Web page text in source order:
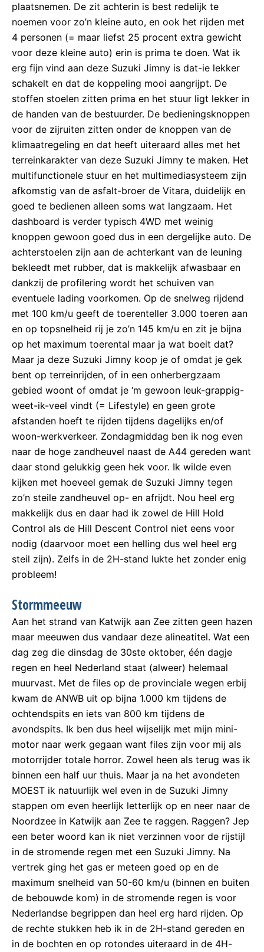
plaatsnemen. De zit achterin is best redelijk te
noemen voor zo’n kleine auto, en ook het rijden met
4 personen (= maar liefst 25 procent extra gewicht
voor deze kleine auto) erin is prima te doen. Wat ik
erg fijn vind aan deze Suzuki Jimny is dat-ie lekker
schakelt en dat de koppeling mooi aangrijpt. De
stoffen stoelen zitten prima en het stuur ligt lekker in
de handen van de bestuurder. De bedieningsknoppen
voor de zijruiten zitten onder de knoppen van de
klimaatregeling en dat heeft uiteraard alles met het
terreinkarakter van deze Suzuki Jimny te maken. Het
multifunctionele stuur en het multimediasysteem zijn
afkomstig van de asfalt-broer de Vitara, duidelijk en
goed te bedienen alleen soms wat langzaam. Het
dashboard is verder typisch 4WD met weinig
knoppen gewoon goed dus in een dergelijke auto. De
achterstoelen zijn aan de achterkant van de leuning
bekleedt met rubber, dat is makkelijk afwasbaar en
dankzij de profilering wordt het schuiven van
eventuele lading voorkomen. Op de snelweg rijdend
met 100 km/u geeft de toerenteller 3.000 toeren aan
en op topsnelheid rij je zo’n 145 km/u en zit je bijna
op het maximum toerental maar ja wat boeit dat?
Maar ja deze Suzuki Jimny koop je of omdat je gek
bent op terreinrijden, of in een onherbergzaam
gebied woont of omdat je ‘m gewoon leuk-grappig-
weet-ik-veel vindt (= Lifestyle) en geen grote
afstanden hoeft te rijden tijdens dagelijks en/of
woon-werkverkeer. Zondagmiddag ben ik nog even
naar de hoge zandheuvel naast de A44 gereden want
daar stond gelukkig geen hek voor. Ik wilde even
kijken met hoeveel gemak de Suzuki Jimny tegen
zo’n steile zandheuvel op- en afrijdt. Nou heel erg
makkelijk dus en daar had ik zowel de Hill Hold
Control als de Hill Descent Control niet eens voor
nodig (daarvoor moet een helling dus wel heel erg
steil zijn). Zelfs in de 2H-stand lukte het zonder enig
probleem!
Stormmeeuw
Aan het strand van Katwijk aan Zee zitten geen hazen
maar meeuwen dus vandaar deze alineatitel. Wat een
dag zeg die dinsdag de 30ste oktober, één dagje
regen en heel Nederland staat (alweer) helemaal
muurvast. Met de files op de provinciale wegen erbij
kwam de ANWB uit op bijna 1.000 km tijdens de
ochtendspits en iets van 800 km tijdens de
avondspits. Ik ben dus heel wijselijk met mijn mini-
motor naar werk gegaan want files zijn voor mij als
motorrijder totale horror. Zowel heen als terug was ik
binnen een half uur thuis. Maar ja na het avondeten
MOEST ik natuurlijk wel even in de Suzuki Jimny
stappen om even heerlijk letterlijk op en neer naar de
Noordzee in Katwijk aan Zee te raggen. Raggen? Jep
een beter woord kan ik niet verzinnen voor de rijstijl
in de stromende regen met een Suzuki Jimny. Na
vertrek ging het gas er meteen goed op en de
maximum snelheid van 50-60 km/u (binnen en buiten
de bebouwde kom) in de stromende regen is voor
Nederlandse begrippen dan heel erg hard rijden. Op
de rechte stukken heb ik in de 2H-stand gereden en
in de bochten en op rotondes uiteraard in de 4H-